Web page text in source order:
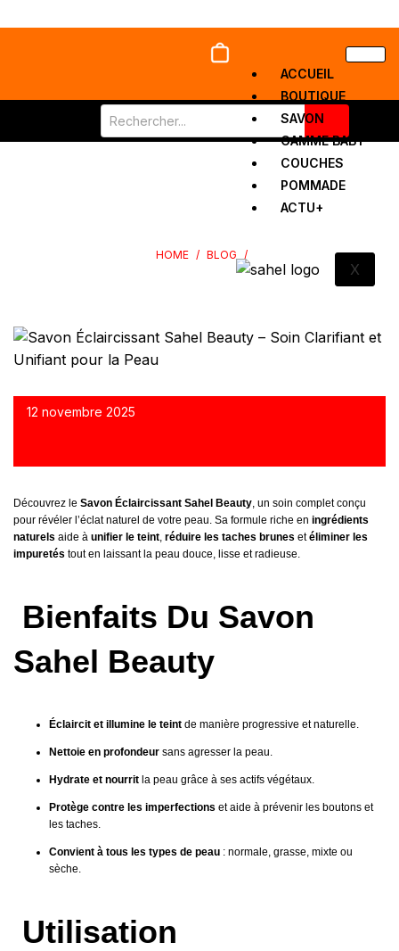
ACCUEIL
BOUTIQUE
SAVON
GAMME BABY
COUCHES
POMMADE
ACTU+
X
SAVON CLARIFIANT SAHEL BEAUTY – SOIN CLARIFIANT ET
UNIFIANT POUR LA PEAU
HOME / BLOG /
SAVON CLARIFIANT SAHEL BEAUTY – SOIN CLARIFIANT ET
12 novembre 2025
Découvrez le Savon Éclaircissant Sahel Beauty, un soin complet conçu
pour révéler l’éclat naturel de votre peau. Sa formule riche en ingrédients
naturels aide à unifier le teint, réduire les taches brunes etéliminer les
impuretés tout en laissant la peau douce, lisse et radieuse.
Bienfaits Du Savon
Sahel Beauty
Éclaircit et illumine le teint de manière progressive et naturelle.
Nettoie en profondeur sans agresser la peau.
Hydrate et nourrit la peau grâce à ses actifs végétaux.
Protège contre les imperfections et aide à prévenir les boutons et
les taches.
Convient à tous les types de peau : normale, grasse, mixte ou
sèche.
Utilisation